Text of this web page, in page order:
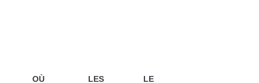
OÙ
LES
LE